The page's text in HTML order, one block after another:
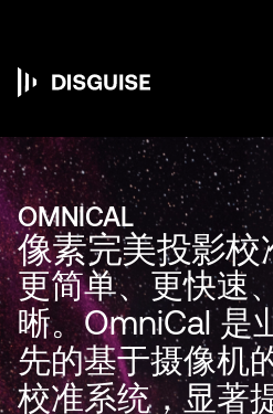
Main
navigation
OMNICAL
像素完美投影校
更简单、更快速
晰。OmniCal 是
先的基于摄像机
校准系统，显著